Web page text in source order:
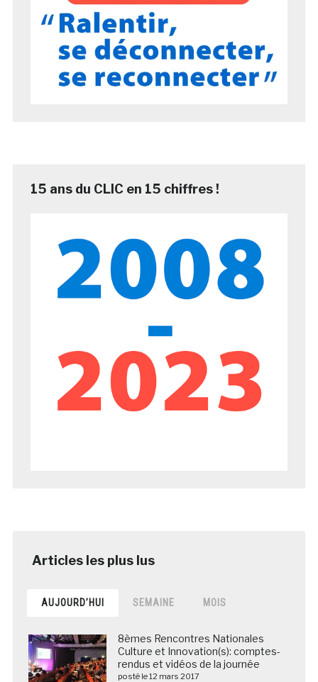
15 ans du CLIC en 15 chiffres !
AUJOURD’HUI SEMAINE MOIS
8èmes Rencontres Nationales
Culture et Innovation(s): comptes-
rendus et vidéos de la journée
posté le 12 mars 2017